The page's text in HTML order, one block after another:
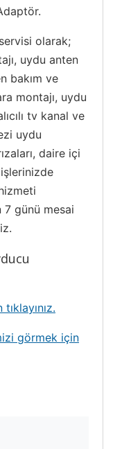
olarak;
uydu anten
bakım ve
montajı, uydu
tv kanal ve
uydu
daire içi
7 günü mesai
görmek için